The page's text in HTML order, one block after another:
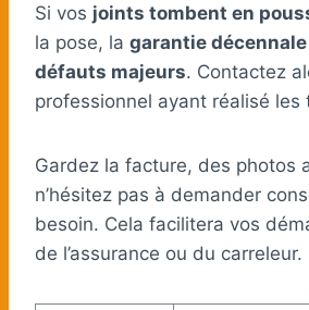
Si vos joints tombent en
la pose, la garantie décennale
défauts majeurs. Contactez
professionnel ayant réalisé les
Gardez la facture, des photos
n’hésitez pas à demander
besoin. Cela facilitera vos
de l’assurance ou du carreleur.